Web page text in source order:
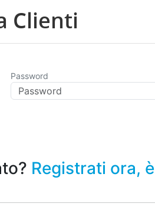
Clienti
Password
Registrati ora, è